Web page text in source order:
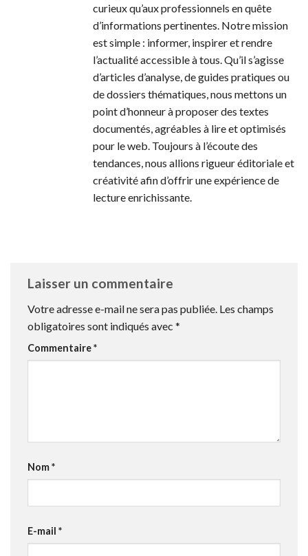
curieux qu’aux professionnels en quête
d’informations pertinentes. Notre mission
est simple : informer, inspirer et rendre
l’actualité accessible à tous. Qu’il s’agisse
d’articles d’analyse, de guides pratiques ou
de dossiers thématiques, nous mettons un
point d’honneur à proposer des textes
documentés, agréables à lire et optimisés
pour le web. Toujours à l’écoute des
tendances, nous allions rigueur éditoriale et
créativité afin d’offrir une expérience de
lecture enrichissante.
Laisser un commentaire
Votre adresse e-mail ne sera pas publiée. Les champs
obligatoires sont indiqués avec *
Commentaire*
Nom*
E-mail *